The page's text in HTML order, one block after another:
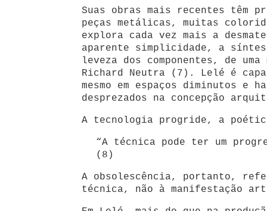
Suas obras mais recentes têm
peças metálicas, muitas
explora cada vez mais a
aparente simplicidade, a
leveza dos componentes, de uma
Richard Neutra (7). Lelé é
mesmo em espaços diminutos e
desprezados na concepção
A tecnologia progride, a
“A técnica pode ter um
(8)
A obsolescência, portanto,
técnica, não à manifestação